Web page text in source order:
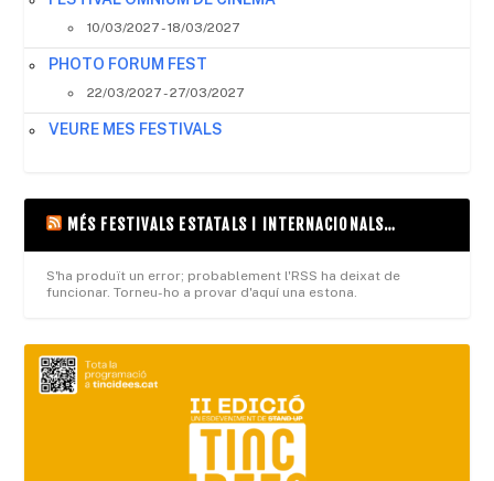
10/03/2027 - 18/03/2027
PHOTO FORUM FEST
22/03/2027 - 27/03/2027
VEURE MES FESTIVALS
MÉS FESTIVALS ESTATALS I INTERNACIONALS…
S'ha produït un error; probablement l'RSS ha deixat de
funcionar. Torneu-ho a provar d'aquí una estona.